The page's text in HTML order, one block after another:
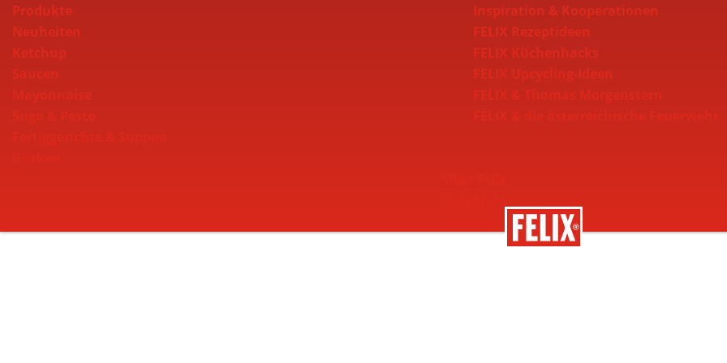
Produkte
Neuheiten
Ketchup
Saucen
Inspiration & Kooperationen
FELIX Rezeptideen
FELIX Küchenhacks
FELIX Upcycling-Ideen
Nachhaltigkeit